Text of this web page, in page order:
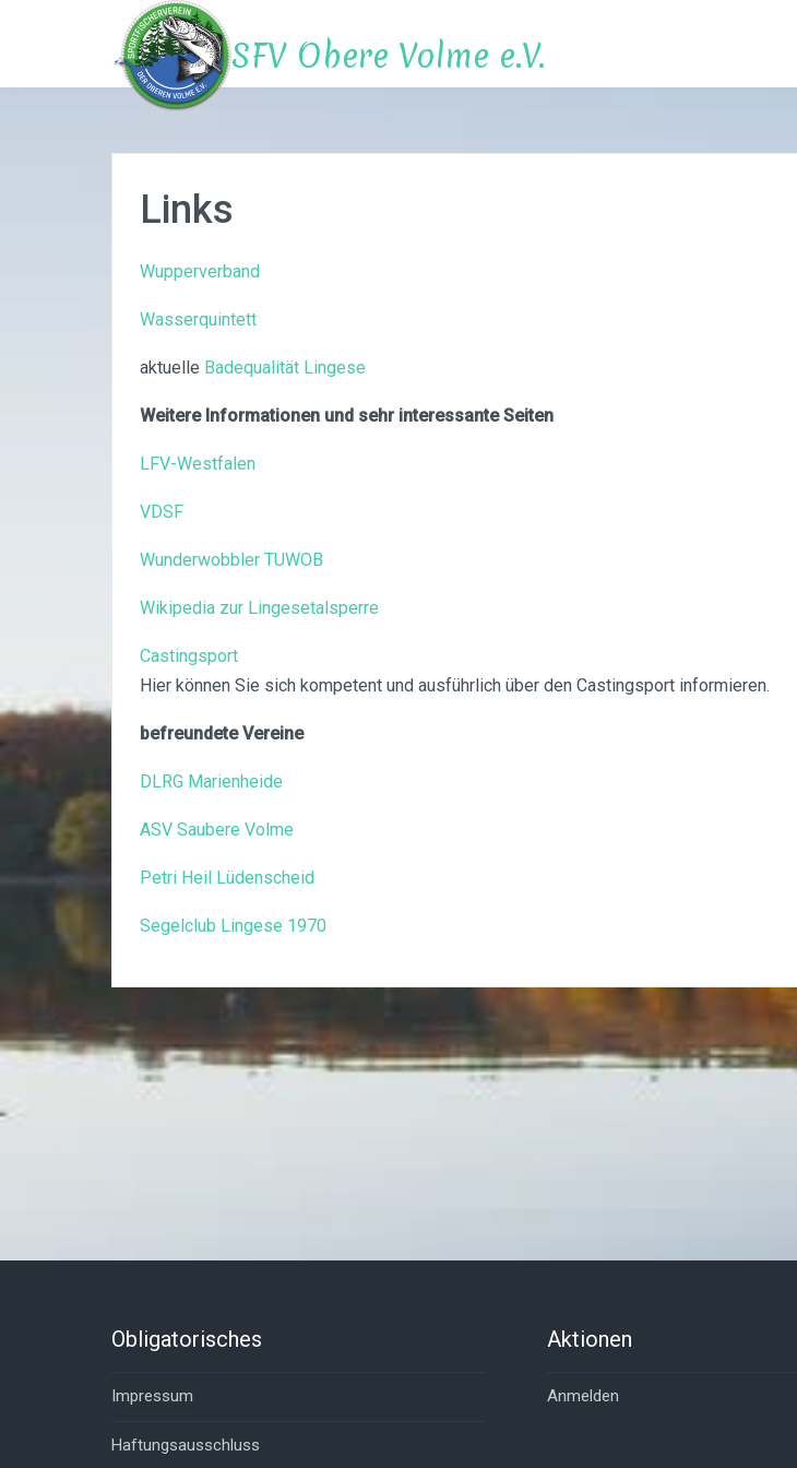
SFV Obere Volme e.V.
Links
Wupperverband
Wasserquintett
aktuelle Badequalität Lingese
Weitere Informationen und sehr interessante Seiten
LFV-Westfalen
VDSF
Wunderwobbler TUWOB
Wikipedia zur Lingesetalsperre
Castingsport
Hier können Sie sich kompetent und ausführlich über den Castingsport informieren.
befreundete Vereine
DLRG Marienheide
ASV Saubere Volme
Petri Heil Lüdenscheid
Segelclub Lingese 1970
Obligatorisches
Impressum
Haftungsausschluss
Aktionen
Anmelden